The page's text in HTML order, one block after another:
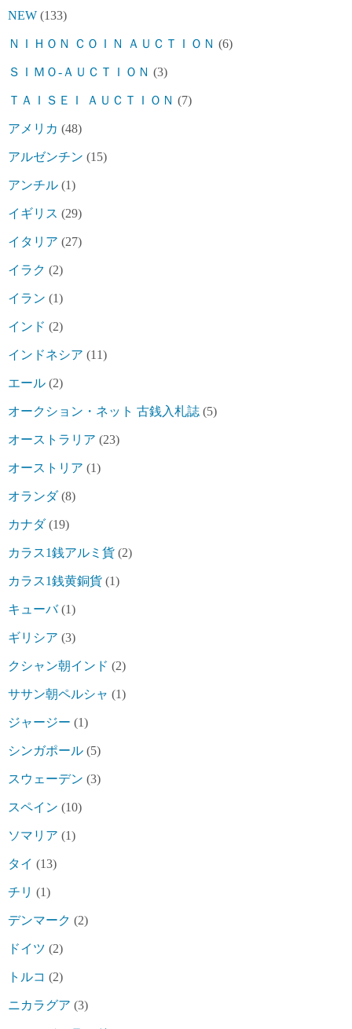
NEW (133)
ＮＩＨＯＮ ＣＯＩＮ ＡＵＣＴＩＯＮ (6)
ＳＩＭＯ-ＡＵＣＴＩＯＮ (3)
ＴＡＩＳＥＩ ＡＵＣＴＩＯＮ (7)
アメリカ (48)
アルゼンチン (15)
アンチル (1)
イギリス (29)
イタリア (27)
イラク (2)
イラン (1)
インド (2)
インドネシア (11)
エール (2)
オークション・ネット 古銭入札誌 (5)
オーストラリア (23)
オーストリア (1)
オランダ(8)
カナダ(19)
カラス1銭アルミ貨 (2)
カラス1銭黄銅貨 (1)
キューバ(1)
ギリシア (3)
クシャン朝インド (2)
ササン朝ペルシャ (1)
ジャージー (1)
シンガポール (5)
スウェーデン (3)
スペイン (10)
ソマリア (1)
タイ (13)
チリ (1)
デンマーク (2)
ドイツ (2)
トルコ (2)
ニカラグア (3)